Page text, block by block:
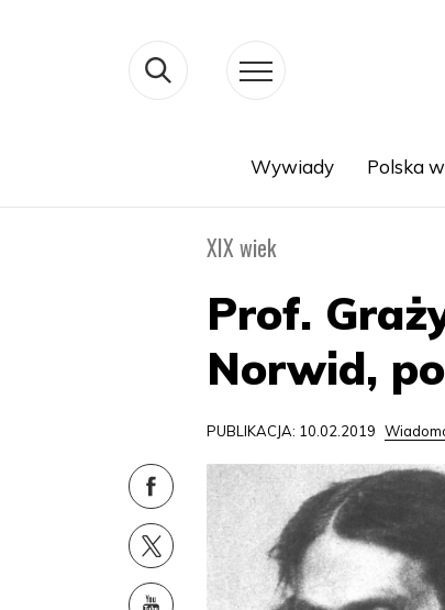
Wywiady Polska
XIX wiek
Prof.
Norwid,
PUBLIKACJA: 10.02.2019